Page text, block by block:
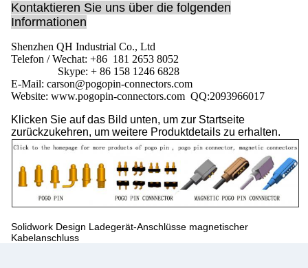
Kontaktieren Sie uns über die folgenden
Informationen
Shenzhen QH Industrial Co., Ltd
Telefon / Wechat: +86 181 2653 8052
Skype: + 86 158 1246 6828
E-Mail: carson@pogopin-connectors.com
Website: www.pogopin-connectors.com QQ:2093966017
Klicken Sie auf das Bild unten, um zur Startseite
zurückzukehren, um weitere Produktdetails zu erhalten.
Solidwork Design Ladegerät-Anschlüsse magnetischer
Kabelanschluss